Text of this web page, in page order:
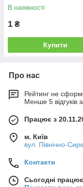
В наявності
1 ₴
Купити
Про нас
Рейтинг не
Менше 5 відгуків
Працює з
м. Київ
вул. Північно-
Контакти
Сьогодні